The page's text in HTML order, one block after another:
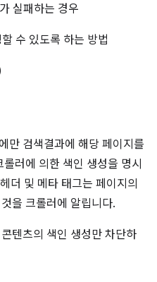
실패하는 경우
수 있도록 하는 방법
만 검색결과에 해당 페이지를
러에 의한 색인 생성을 명시
더 및 메타 태그는 페이지의
을 크롤러에 알립니다.
텐츠의 색인 생성만 차단하